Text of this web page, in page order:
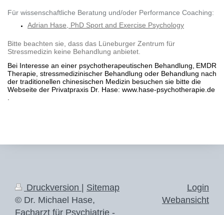
Für wissenschaftliche Beratung und/oder Performance Coaching:
Adrian Hase, PhD Sport and Exercise Psychology
Bitte beachten sie, dass das Lüneburger Zentrum für
Stressmedizin keine Behandlung anbietet.
Bei Interesse an einer psychotherapeutischen Behandlung, EMDR
Therapie, stressmedizinischer Behandlung oder Behandlung nach
der traditionellen chinesischen Medizin besuchen sie bitte die
Webseite der Privatpraxis Dr. Hase: www.hase-psychotherapie.de
.
Druckversion
Sitemap
© Dr. Michael Hase,
Facharzt für Psychiatrie -
Login
Webansicht